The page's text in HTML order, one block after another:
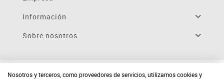
Información
Sobre nosotros
Nosotros y terceros, como proveedores de servicios, utilizamos cookies y